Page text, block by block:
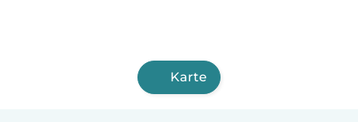
Karte